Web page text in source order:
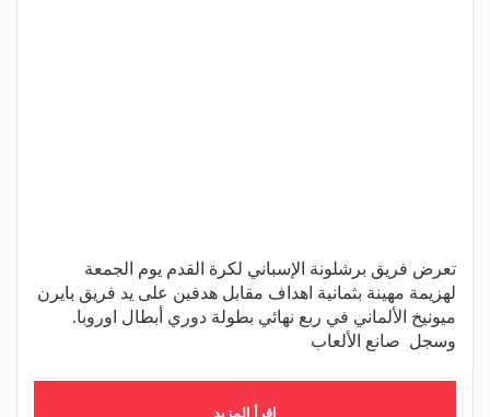
تعرض فريق برشلونة الإسباني لكرة القدم يوم الجمعة
لهزيمة مهينة بثمانية اهداف مقابل هدفين على يد فريق بايرن
ميونيخ الألماني في ربع نهائي بطولة دوري أبطال اوروبا.
وسجل صانع الألعاب
اقرأ المزيد